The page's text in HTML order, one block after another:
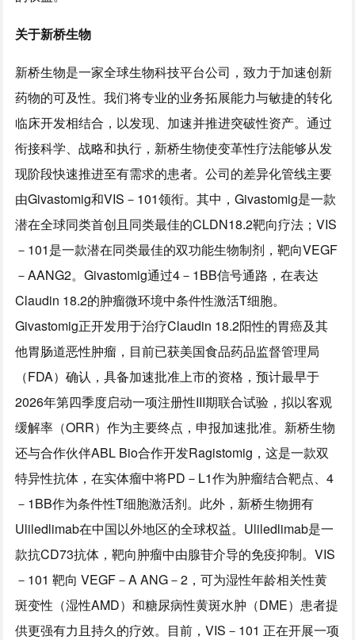
关于新桥生物
新桥生物是一家全球生物科技平台公司，致力于加速创新
药物的可及性。我们将专业的业务拓展能力与敏捷的转化
临床开发相结合，以发现、加速并推进突破性资产。通过
衔接科学、战略和执行，新桥生物使变革性疗法能够从发
现阶段快速推进至有需求的患者。公司的差异化管线主要
由Givastomig和VIS－101领衔。其中，Givastomig是一款
潜在全球同类首创且同类最佳的CLDN18.2靶向疗法；VIS
－101是一款潜在同类最佳的双功能生物制剂，靶向VEGF
－AANG2。Givastomig通过4－1BB信号通路，在表达
Claudin 18.2的肿瘤微环境中条件性激活T细胞。
Givastomig正开发用于治疗Claudin 18.2阳性的胃癌及其
他胃肠道恶性肿瘤，目前已获美国食品药品监督管理局
（FDA）确认，具备加速批准上市的资格，预计最早于
2026年第四季度启动一项注册性III期联合试验，拟以客观
缓解率（ORR）作为主要终点，申报加速批准。新桥生物
还与合作伙伴ABL Bio合作开发Ragistomig，这是一款双
特异性抗体，在实体瘤中将PD－L1作为肿瘤结合靶点、4
－1BB作为条件性T细胞激活剂。此外，新桥生物拥有
Uliledlimab在中国以外地区的全球权益。Uliledlimab是一
款抗CD73抗体，靶向肿瘤中由腺苷介导的免疫抑制。VIS
－101 靶向 VEGF－A ANG－2，可为湿性年龄相关性黄
斑变性（湿性AMD）和糖尿病性黄斑水肿（DME）患者提
供更强有力且持久的疗效。目前，VIS－101 正在开展一项